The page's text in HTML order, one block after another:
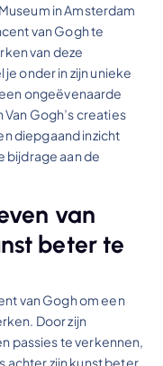
in Amsterdam
van Gogh te
van deze
onder in zijn unieke
ongeëvenaarde
Gogh’s creaties
diepgaand inzicht
bijdrage aan de
van
beter te
van Gogh om een
Door zijn
passies te verkennen,
achter zijn kunst beter